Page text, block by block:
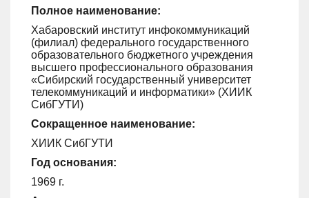
Полное наименование:
Хабаровский институт инфокоммуникаций
(филиал) федерального государственного
образовательного бюджетного учреждения
высшего профессионального образования
«Сибирский государственный университет
телекоммуникаций и информатики» (ХИИК
СибГУТИ)
Сокращенное наименование:
ХИИК СибГУТИ
Год основания:
1969 г.